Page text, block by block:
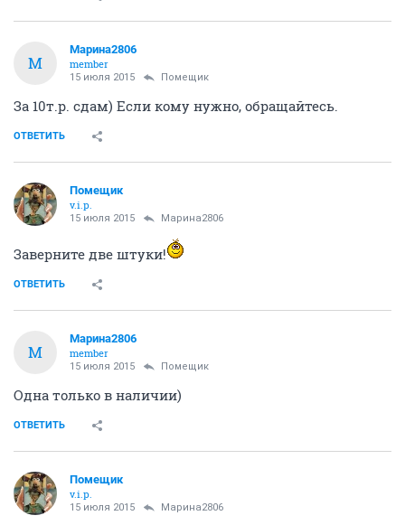
М
Марина2806
member
15 июля 2015 Помещик
За 10т.р. сдам) Если кому нужно, обращайтесь.
ОТВЕТИТЬ
Помещик
v.i.p.
15 июля 2015 Марина2806
Заверните две штуки!
ОТВЕТИТЬ
М
Марина2806
member
15 июля 2015 Помещик
Одна только в наличии)
ОТВЕТИТЬ
Помещик
v.i.p.
15 июля 2015 Марина2806